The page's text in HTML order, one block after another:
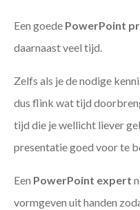
Een goede PowerPoint
daarnaast veel tijd.
Zelfs als je de nodige
dus flink wat tijd
tijd die je wellicht liever
presentatie goed voor te
Een PowerPoint expert
vormgeven uit handen